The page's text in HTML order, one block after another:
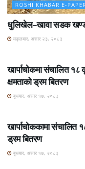
ROSHI KHABAR E-PAPER
धुलिखेल–खावा सडक खण्ड
मङ्लबार, असार २३, २०८३
खार्पाचोकमा संचालित
क्षमताको ड्रम बितरण
बुधबार, असार १७, २०८३
खार्पाचोककामा
ड्रम बितरण
बुधबार, असार १७, २०८३